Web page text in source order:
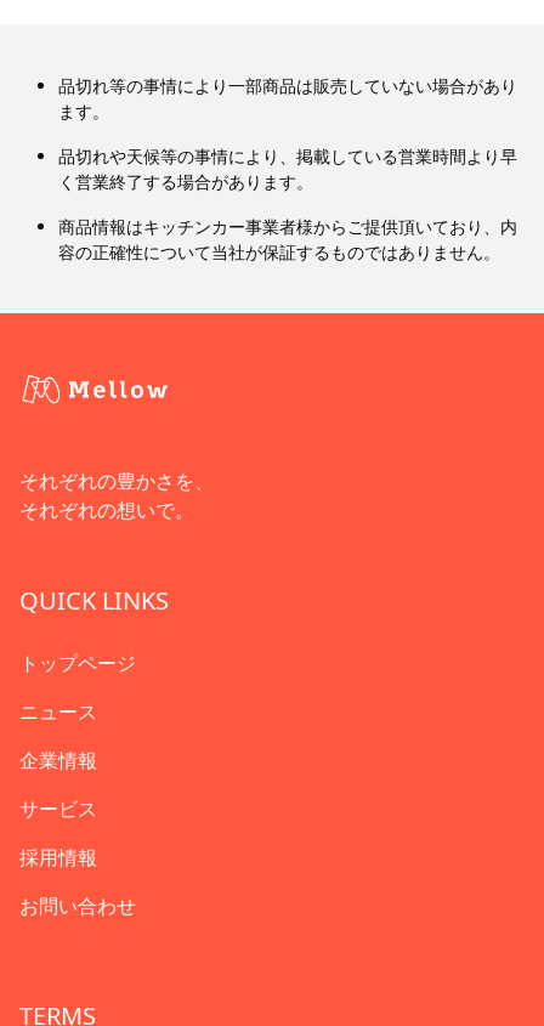
品切れ等の事情により一部商品は販売していない場合があり
ます。
品切れや天候等の事情により、掲載している営業時間より早
く営業終了する場合があります。
商品情報はキッチンカー事業者様からご提供頂いており、内
容の正確性について当社が保証するものではありません。
それぞれの豊かさを、
それぞれの想いで。
QUICK LINKS
トップページ
ニュース
企業情報
サービス
採用情報
お問い合わせ
TERMS